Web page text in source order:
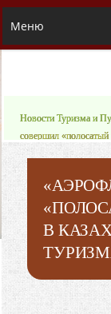
Меню
Новости Туризма и
совершил «полосатый
В